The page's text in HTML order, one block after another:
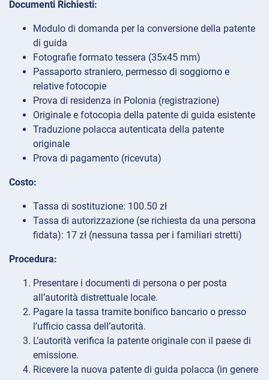
Documenti Richiesti:
Modulo di domanda per la conversione della patente
di guida
Fotografie formato tessera (35х45 mm)
Passaporto straniero, permesso di soggiorno e
relative fotocopie
Prova di residenza in Polonia (registrazione)
Originale e fotocopia della patente di guida esistente
Traduzione polacca autenticata della patente
originale
Prova di pagamento (ricevuta)
Costo:
Tassa di sostituzione: 100.50 zł
Tassa di autorizzazione (se richiesta da una persona
fidata): 17 zł (nessuna tassa per i familiari stretti)
Procedura:
Presentare i documenti di persona o per posta
all’autorità distrettuale locale.
Pagare la tassa tramite bonifico bancario o presso
l’ufficio cassa dell’autorità.
L’autorità verifica la patente originale con il paese di
emissione.
Ricevere la nuova patente di guida polacca (in genere